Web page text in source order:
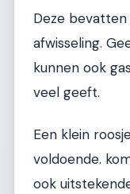
Deze
afwisseling.
kunnen ook
veel geeft.
Een klein
voldoende.
ook